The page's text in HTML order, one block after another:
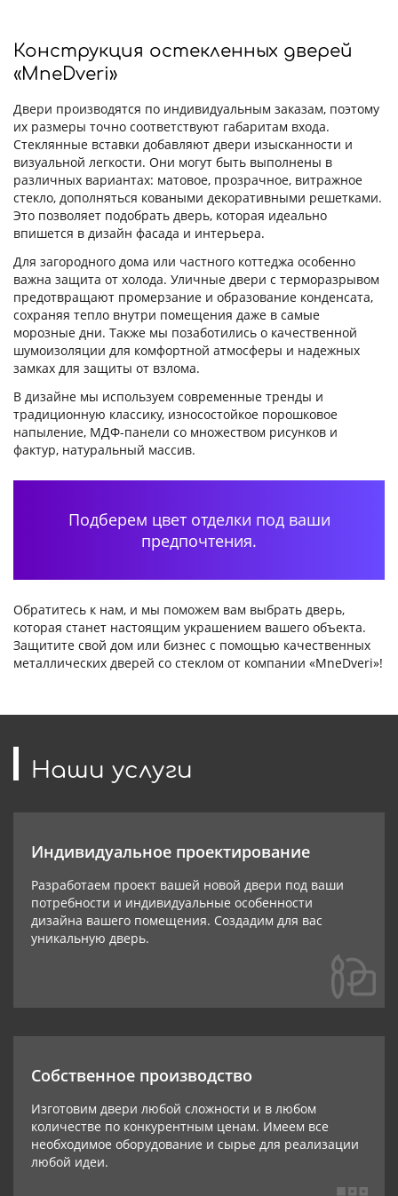
Конструкция остекленных дверей
«MneDveri»
Двери производятся по индивидуальным заказам, поэтому
их размеры точно соответствуют габаритам входа.
Стеклянные вставки добавляют двери изысканности и
визуальной легкости. Они могут быть выполнены в
различных вариантах: матовое, прозрачное, витражное
стекло, дополняться коваными декоративными решетками.
Это позволяет подобрать дверь, которая идеально
впишется в дизайн фасада и интерьера.
Для загородного дома или частного коттеджа особенно
важна защита от холода. Уличные двери с терморазрывом
предотвращают промерзание и образование конденсата,
сохраняя тепло внутри помещения даже в самые
морозные дни. Также мы позаботились о качественной
шумоизоляции для комфортной атмосферы и надежных
замках для защиты от взлома.
В дизайне мы используем современные тренды и
традиционную классику, износостойкое порошковое
напыление, МДФ-панели со множеством рисунков и
фактур, натуральный массив.
Подберем цвет отделки под ваши
предпочтения.
Обратитесь к нам, и мы поможем вам выбрать дверь,
которая станет настоящим украшением вашего объекта.
Защитите свой дом или бизнес с помощью качественных
металлических дверей со стеклом от компании «MneDveri»!
Наши услуги
Индивидуальное проектирование
Разработаем проект вашей новой двери под ваши
потребности и индивидуальные особенности
дизайна вашего помещения. Создадим для вас
уникальную дверь.
Собственное производство
Изготовим двери любой сложности и в любом
количестве по конкурентным ценам. Имеем все
необходимое оборудование и сырье для реализации
любой идеи.